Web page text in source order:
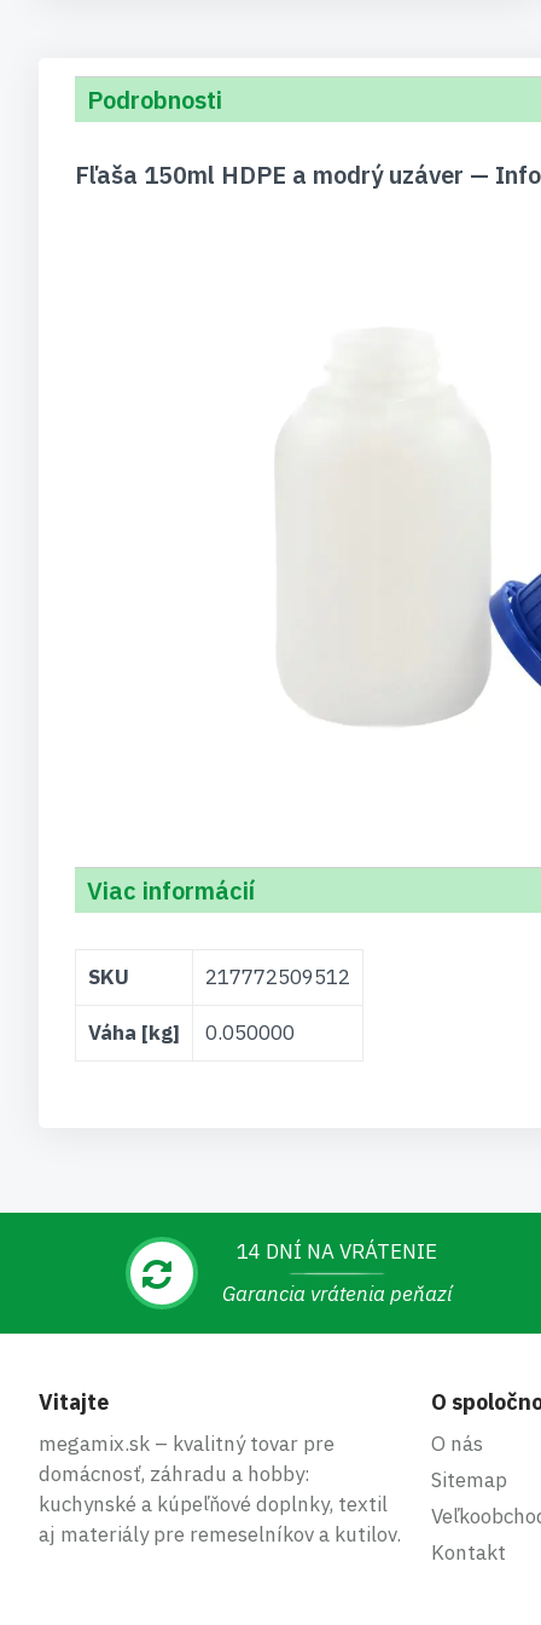
Podrobnosti
Fľaša 150ml HDPE a modrý uzáver —
Viac informácií
Viac
informácií
SKU 217772509512
Váha [kg] 0.050000
14 DNÍ NA VRÁTENIE
Garancia vrátenia peňazí
Vitajte
megamix.sk – kvalitný tovar pre
domácnosť, záhradu a hobby:
kuchynské a kúpeľňové doplnky, textil
aj materiály pre remeselníkov a kutilov.
O
O nás
Sitemap
Kontakt